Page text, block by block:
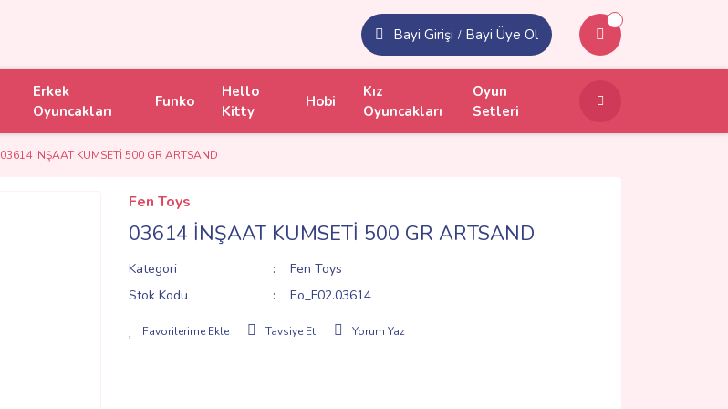
Bayi Girişi / Bayi Üye Ol
Erkek
Oyuncakları
Funko
Hello
Kitty
Hobi
Kız
Oyuncakları
Oyun
Setleri
03614 İNŞAAT KUMSETİ 500 GR ARTSAND
Fen Toys
03614 İNŞAAT KUMSETİ 500 GR ARTSAND
Kategori
Fen Toys
Stok Kodu
Eo_F02.03614
Tavsiye Et Yorum Yaz